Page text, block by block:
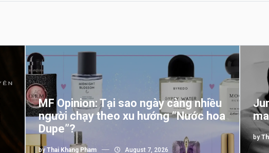
MF Opinion: Tại sao ngày càng nhiều
người chạy theo xu hướng “Nước hoa
Dupe”?
by Thai Khang Pham August 7, 2026
by